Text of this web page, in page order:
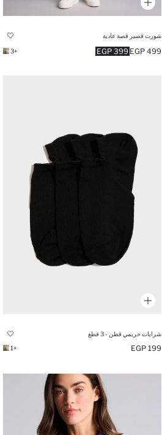
شورت قصير قصة عادية
399 EGP 499 EGP
+3
شرابات حريمي قطن - 3 قطع
199 EGP
+1